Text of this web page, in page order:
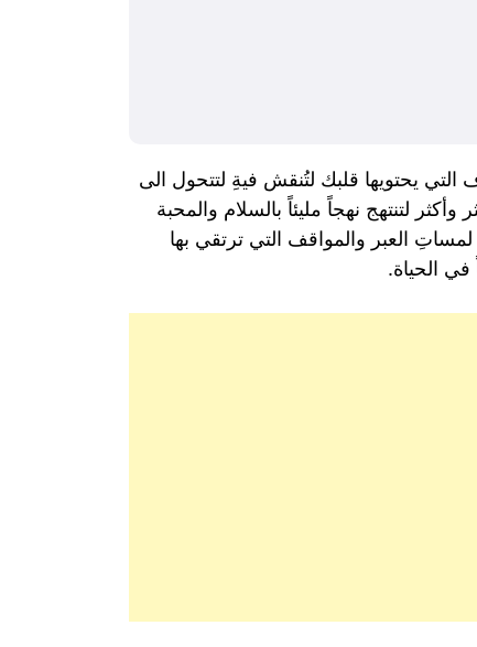
يحتويها قلبك لتُنقش فيةِ لتتحول الى
لتنتهج نهجاً مليئاً بالسلام والمحبة
العبر والمواقف التي ترتقي بها
الحياة.